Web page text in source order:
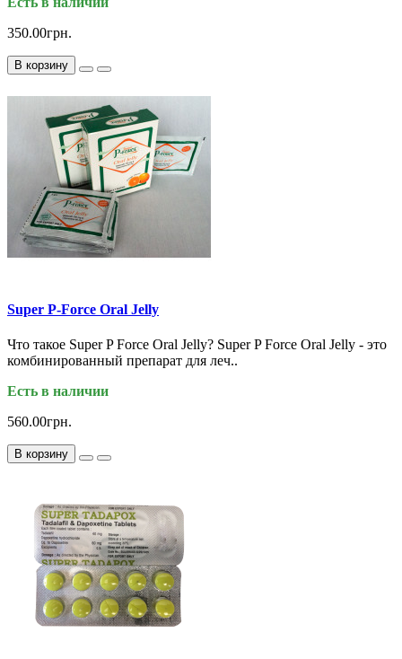
350.00грн.
В корзину
Super P-Force Oral Jelly
Что такое Super P Force Oral Jelly? Super P Force Oral Jelly - это
комбинированный препарат для леч..
Есть в наличии
560.00грн.
В корзину